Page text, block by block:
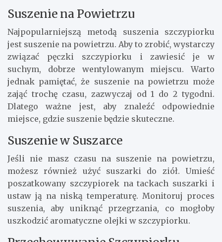
Suszenie na Powietrzu
Najpopularniejszą metodą suszenia szczypiorku
jest suszenie na powietrzu. Aby to zrobić, wystarczy
związać pęczki szczypiorku i zawiesić je w
suchym, dobrze wentylowanym miejscu. Warto
jednak pamiętać, że suszenie na powietrzu może
zająć trochę czasu, zazwyczaj od 1 do 2 tygodni.
Dlatego ważne jest, aby znaleźć odpowiednie
miejsce, gdzie suszenie będzie skuteczne.
Suszenie w Suszarce
Jeśli nie masz czasu na suszenie na powietrzu,
możesz również użyć suszarki do ziół. Umieść
poszatkowany szczypiorek na tackach suszarki i
ustaw ją na niską temperaturę. Monitoruj proces
suszenia, aby uniknąć przegrzania, co mogłoby
uszkodzić aromatyczne olejki w szczypiorku.